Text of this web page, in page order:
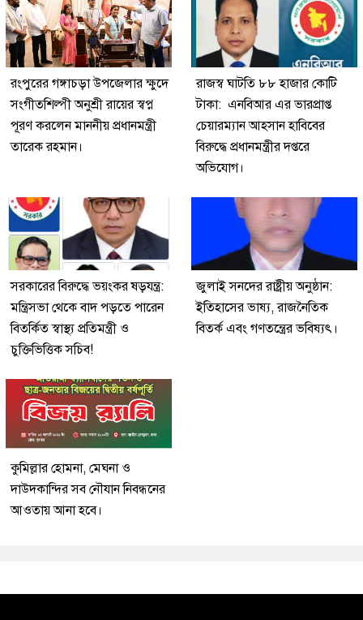
রংপুরের গঙ্গাচড়া উপজেলার ক্ষুদে
সংগীতশিল্পী অনুশ্রী রায়ের স্বপ্ন
পূরণ করলেন মাননীয় প্রধানমন্ত্রী
তারেক রহমান।
রাজস্ব ঘাটতি ৮৮ হাজার কোটি
টাকা: এনবিআর এর ভারপ্রাপ্ত
চেয়ারম্যান আহসান হাবিবের
বিরুদ্ধে প্রধানমন্ত্রীর দপ্তরে
অভিযোগ।
সরকারের বিরুদ্ধে ভয়ংকর ষড়যন্ত্র:
মন্ত্রিসভা থেকে বাদ পড়তে পারেন
বিতর্কিত স্বাস্থ্য প্রতিমন্ত্রী ও
চুক্তিভিত্তিক সচিব!
জুলাই সনদের রাষ্ট্রীয় অনুষ্ঠান:
ইতিহাসের ভাষ্য, রাজনৈতিক
বিতর্ক এবং গণতন্ত্রের ভবিষ্যৎ।
কুমিল্লার হোমনা, মেঘনা ও
দাউদকান্দির সব নৌযান নিবন্ধনের
আওতায় আনা হবে।